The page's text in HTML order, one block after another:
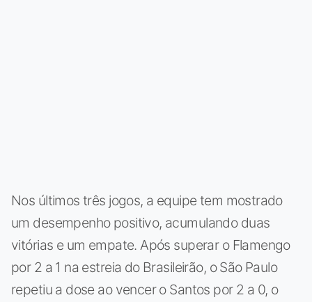
Nos últimos três jogos, a equipe tem mostrado
um desempenho positivo, acumulando duas
vitórias e um empate. Após superar o Flamengo
por 2 a 1 na estreia do Brasileirão, o São Paulo
repetiu a dose ao vencer o Santos por 2 a 0, o